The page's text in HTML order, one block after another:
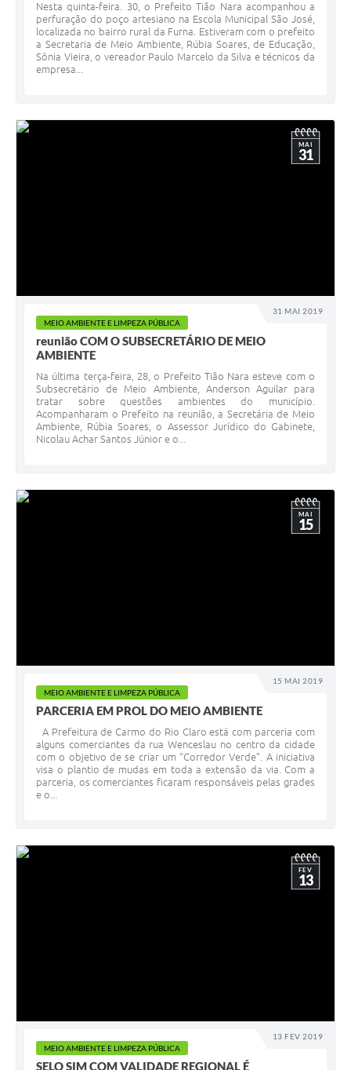
Nesta quinta-feira. 30, o Prefeito Tião Nara acompanhou a
perfuração do poço artesiano na Escola Municipal São José,
localizada no bairro rural da Furna. Estiveram com o prefeito
a Secretaria de Meio Ambiente, Rúbia Soares, de Educação,
Sônia Vieira, o vereador Paulo Marcelo da Silva e técnicos da
empresa...
31 MAI 2019
MAI
31
MEIO AMBIENTE E LIMPEZA PÚBLICA
reunião COM O SUBSECRETÁRIO DE MEIO
AMBIENTE
Na última terça-feira, 28, o Prefeito Tião Nara esteve com o
Subsecretário de Meio Ambiente, Anderson Aguilar para
tratar sobre questões ambientes do município.
Acompanharam o Prefeito na reunião, a Secretária de Meio
Ambiente, Rúbia Soares, o Assessor Jurídico do Gabinete,
Nicolau Achar Santos Júnior e o...
15 MAI 2019
MAI
15
MEIO AMBIENTE E LIMPEZA PÚBLICA
PARCERIA EM PROL DO MEIO AMBIENTE
A Prefeitura de Carmo do Rio Claro está com parceria com
alguns comerciantes da rua Wenceslau no centro da cidade
com o objetivo de se criar um “Corredor Verde”. A iniciativa
visa o plantio de mudas em toda a extensão da via. Com a
parceria, os comerciantes ficaram responsáveis pelas grades
e o...
13 FEV 2019
FEV
13
MEIO AMBIENTE E LIMPEZA PÚBLICA
SELO SIM COM VALIDADE REGIONAL É